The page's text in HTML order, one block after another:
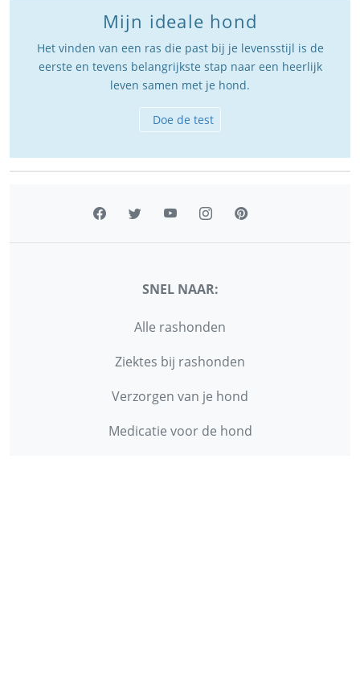
Mijn ideale hond
Het vinden van een ras die past bij je levensstijl is de
eerste en tevens belangrijkste stap naar een heerlijk
leven samen met je hond.
Doe de test
SNEL NAAR:
Alle rashonden
Ziektes bij rashonden
Verzorgen van je hond
Medicatie voor de hond